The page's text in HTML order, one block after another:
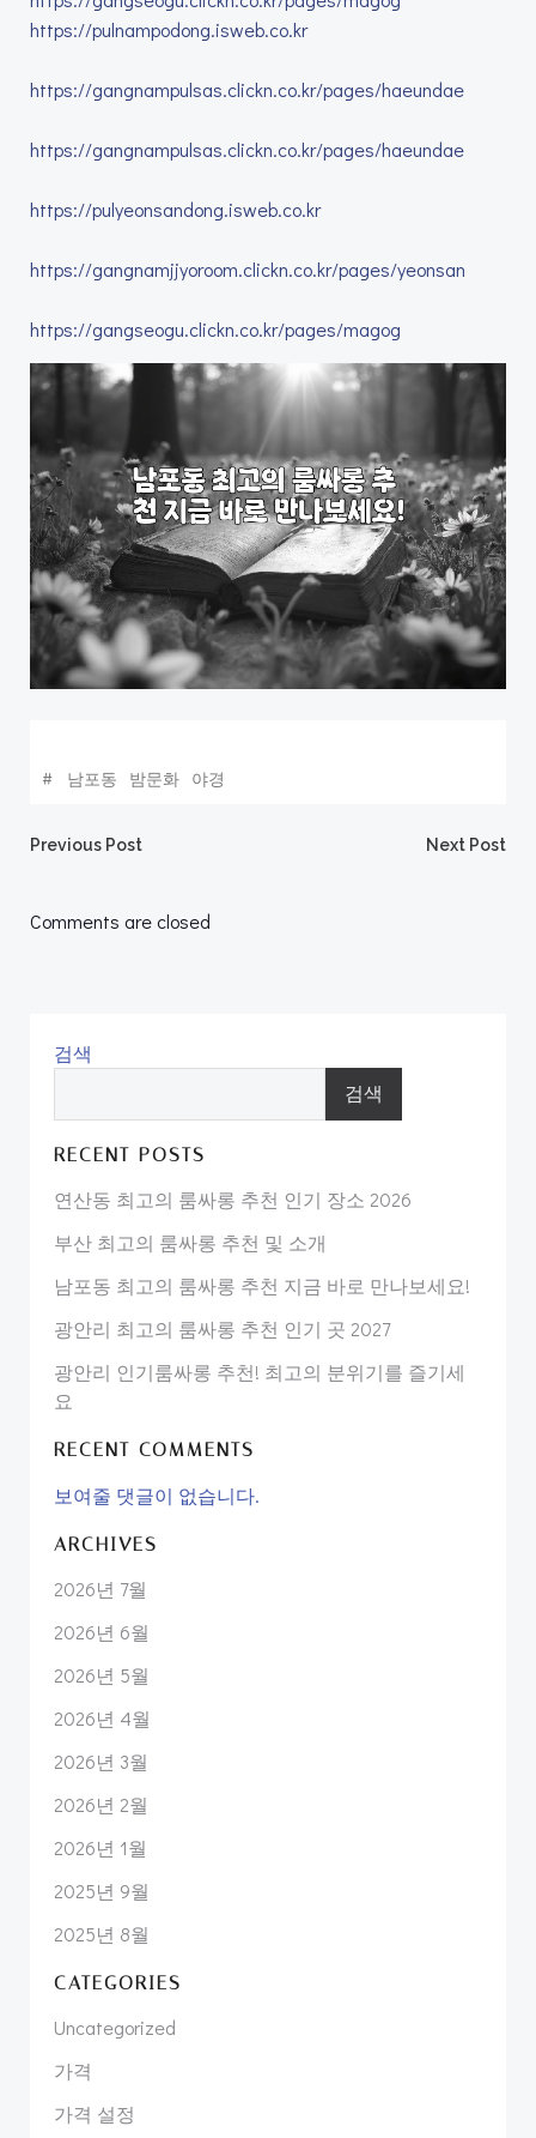
https://pulnampodong.isweb.co.kr
https://gangnampulsas.clickn.co.kr/pages/haeundae
https://gangnampulsas.clickn.co.kr/pages/haeundae
https://pulyeonsandong.isweb.co.kr
https://gangnamjjyoroom.clickn.co.kr/pages/yeonsan
https://gangseogu.clickn.co.kr/pages/magog
# 남포동 밤문화 야경
Post
navigation
Previous Post Next Post
Comments are closed
검색
검색
RECENT POSTS
연산동 최고의 룸싸롱 추천 인기 장소 2026
부산 최고의 룸싸롱 추천 및 소개
남포동 최고의 룸싸롱 추천 지금 바로 만나보세요!
광안리 최고의 룸싸롱 추천 인기 곳 2027
광안리 인기룸싸롱 추천! 최고의 분위기를 즐기세
요
RECENT COMMENTS
보여줄 댓글이 없습니다.
ARCHIVES
2026년 7월
2026년 6월
2026년 5월
2026년 4월
2026년 3월
2026년 2월
2026년 1월
2025년 9월
2025년 8월
CATEGORIES
Uncategorized
가격
가격 설정